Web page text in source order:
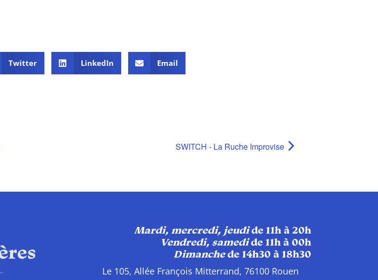
Twitter LinkedIn Email
SWITCH - La Ruche Improvise
Mardi, mercredi, jeudide 11h à 20h
Vendredi, samedide 11h à 00h
Dimanchede 14h30 à 18h30
Le 105, Allée François Mitterrand, 76100 Rouen